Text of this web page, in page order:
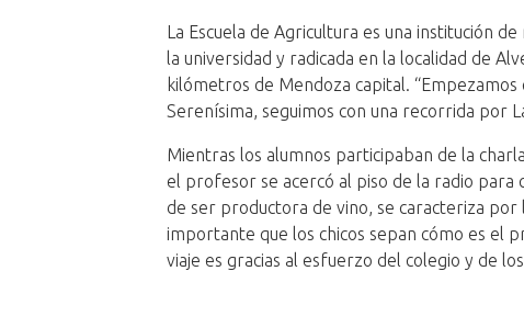
La Escuela de Agricultura es una institución
la universidad y radicada en la localidad de
kilómetros de Mendoza capital.
Serenísima, seguimos con una recorrida por
Mientras los alumnos participaban de la
el profesor se acercó al piso de la radio para
de ser productora de vino, se caracteriza
importante que los chicos sepan cómo es el
viaje es gracias al esfuerzo del colegio y de